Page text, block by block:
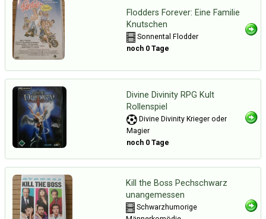
Flodders Forever: Eine Familie
Knutschen
Sonnental Flodder
noch 0 Tage
Divine Divinity RPG Kult
Rollenspiel
Divine Divinity Krieger oder
Magier
noch 0 Tage
Kill the Boss Pechschwarz
unangemessen
Schwarzhumorige